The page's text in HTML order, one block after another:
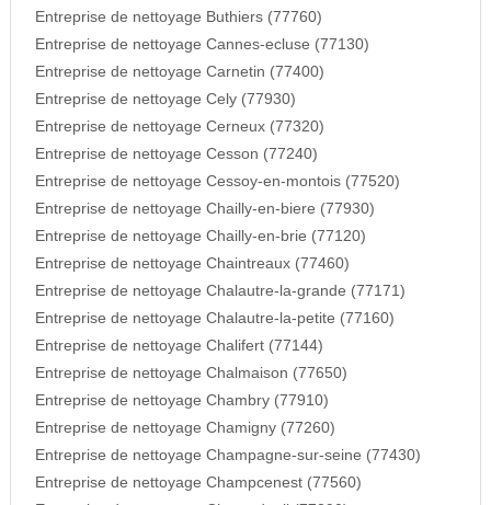
Entreprise de nettoyage Buthiers (77760)
Entreprise de nettoyage Cannes-ecluse (77130)
Entreprise de nettoyage Carnetin (77400)
Entreprise de nettoyage Cely (77930)
Entreprise de nettoyage Cerneux (77320)
Entreprise de nettoyage Cesson (77240)
Entreprise de nettoyage Cessoy-en-montois (77520)
Entreprise de nettoyage Chailly-en-biere (77930)
Entreprise de nettoyage Chailly-en-brie (77120)
Entreprise de nettoyage Chaintreaux (77460)
Entreprise de nettoyage Chalautre-la-grande (77171)
Entreprise de nettoyage Chalautre-la-petite (77160)
Entreprise de nettoyage Chalifert (77144)
Entreprise de nettoyage Chalmaison (77650)
Entreprise de nettoyage Chambry (77910)
Entreprise de nettoyage Chamigny (77260)
Entreprise de nettoyage Champagne-sur-seine (77430)
Entreprise de nettoyage Champcenest (77560)